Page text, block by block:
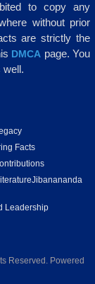
to copy any
without prior
are strictly the
DMCA page. You
well.
Facts
Leadership
Reserved. Powered